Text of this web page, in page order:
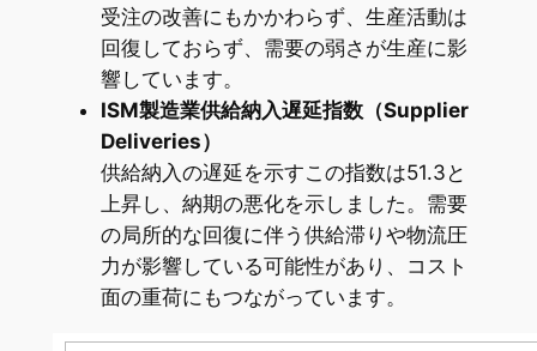
受注の改善にもかかわらず、生産活動は
回復しておらず、需要の弱さが生産に影
響しています。
ISM製造業供給納入遅延指数（Supplier
Deliveries）
供給納入の遅延を示すこの指数は51.3と
上昇し、納期の悪化を示しました。需要
の局所的な回復に伴う供給滞りや物流圧
力が影響している可能性があり、コスト
面の重荷にもつながっています。